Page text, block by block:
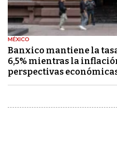
MÉXICO
Banxico mantiene la
6,5% mientras la
perspectivas